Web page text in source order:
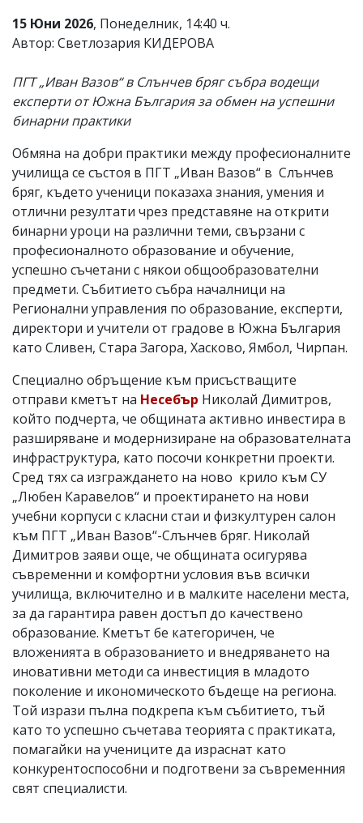
редакцията
не
за
тях!
Ако
откриете
за
вас
коментар,
моля
сигнализирайте
ни!
15 Юни 2026, Понеделник, 14:40 ч.
Автор: Светлозария КИДЕРОВА
ПГТ „Иван Вазов“ в Слънчев бряг събра водещи
експерти от Южна България за обмен на успешни
бинарни практики
Обмяна на добри практики между професионалните
училища се състоя в ПГТ „Иван Вазов“ в Слънчев
бряг, където ученици показаха знания, умения и
отлични резултати чрез представяне на открити
бинарни уроци на различни теми, свързани с
професионалното образование и обучение,
успешно съчетани с някои общообразователни
предмети. Събитието събра началници на
Регионални управления по образование, експерти,
директори и учители от градове в Южна България
като Сливен, Стара Загора, Хасково, Ямбол, Чирпан.
Специално обръщение към присъстващите
отправи кметът на Несебър Николай Димитров,
който подчерта, че общината активно инвестира в
разширяване и модернизиране на образователната
инфраструктура, като посочи конкретни проекти.
Сред тях са изграждането на ново крило към СУ
„Любен Каравелов“ и проектирането на нови
учебни корпуси с класни стаи и физкултурен салон
към ПГТ „Иван Вазов“-Слънчев бряг. Николай
Димитров заяви още, че общината осигурява
съвременни и комфортни условия във всички
училища, включително и в малките населени места,
за да гарантира равен достъп до качествено
образование. Кметът бе категоричен, че
вложенията в образованието и внедряването на
иновативни методи са инвестиция в младото
поколение и икономическото бъдеще на региона.
Той изрази пълна подкрепа към събитието, тъй
като то успешно съчетава теорията с практиката,
помагайки на учениците да израснат като
конкурентоспособни и подготвени за съвременния
свят специалисти.